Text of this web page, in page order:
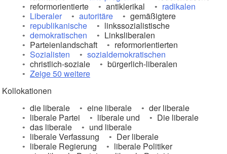
reformorientierte
antiklerikal
radikalen
Liberaler
autoritäre
gemäßigtere
republikanische
linkssozialistische
demokratischen
Linksliberalen
Parteienlandschaft
reformorientierten
Sozialisten
sozialdemokratischen
christlich-soziale
bürgerlich-liberalen
Zeige 50 weitere
Kollokationen
die liberale
eine liberale
der liberale
liberale Partei
liberale und
Die liberale
das liberale
und liberale
liberale Verfassung
Der liberale
liberale Regierung
liberale Politiker